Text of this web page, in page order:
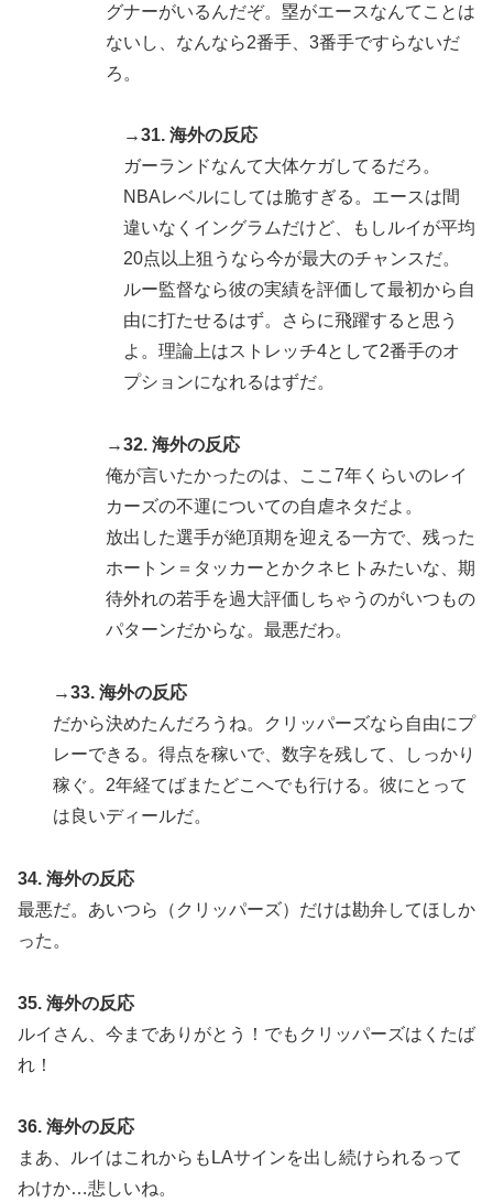
グナーがいるんだぞ。塁がエースなんてことは
ないし、なんなら2番手、3番手ですらないだ
ろ。
→31. 海外の反応
ガーランドなんて大体ケガしてるだろ。
NBAレベルにしては脆すぎる。エースは間
違いなくイングラムだけど、もしルイが平均
20点以上狙うなら今が最大のチャンスだ。
ルー監督なら彼の実績を評価して最初から自
由に打たせるはず。さらに飛躍すると思う
よ。理論上はストレッチ4として2番手のオ
プションになれるはずだ。
→32. 海外の反応
俺が言いたかったのは、ここ7年くらいのレイ
カーズの不運についての自虐ネタだよ。
放出した選手が絶頂期を迎える一方で、残った
ホートン＝タッカーとかクネヒトみたいな、期
待外れの若手を過大評価しちゃうのがいつもの
パターンだからな。最悪だわ。
→33. 海外の反応
だから決めたんだろうね。クリッパーズなら自由にプ
レーできる。得点を稼いで、数字を残して、しっかり
稼ぐ。2年経てばまたどこへでも行ける。彼にとって
は良いディールだ。
34. 海外の反応
最悪だ。あいつら（クリッパーズ）だけは勘弁してほしか
った。
35. 海外の反応
ルイさん、今までありがとう！でもクリッパーズはくたば
れ！
36. 海外の反応
まあ、ルイはこれからもLAサインを出し続けられるって
わけか…悲しいね。